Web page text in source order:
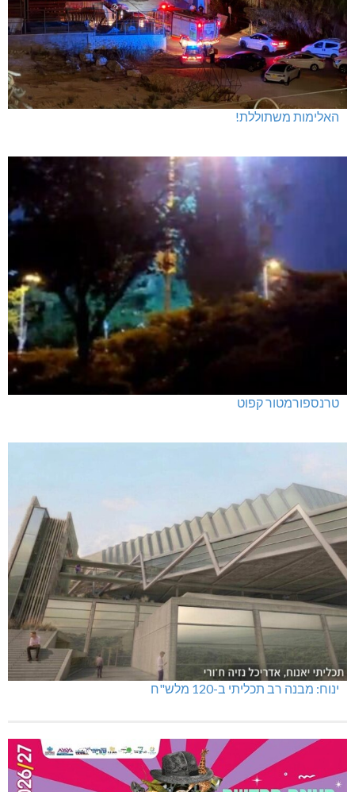
האלימות משתוללת!
טרנספורמטור קפוט
ינוח: מבנה רב תכליתי ב-120 מלש"ח